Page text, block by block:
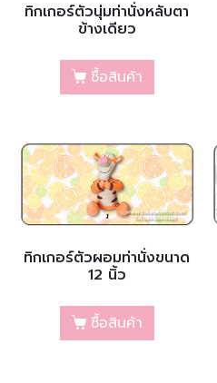
ทิกเกอร์ตัวนุ่มท่านั่งหลับตา
ข้างเดียว
ซื้อสินค้า
ทิกเกอร์ตัวผอมท่านั่งขนาด
12 นิ้ว
ซื้อสินค้า